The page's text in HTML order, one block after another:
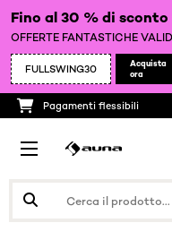
Fino al 30 % di
OFFERTE FANTASTICHE
FULLSWING30
Acquista
ora
Pagamenti flessibili